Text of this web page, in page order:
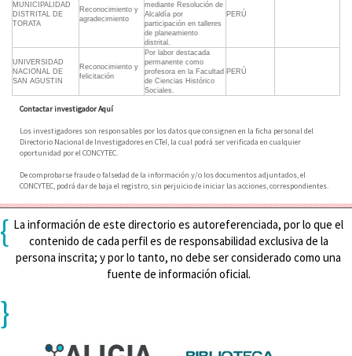
MUNICIPALIDAD
DISTRITAL DE
TORATA
Reconocimiento y
agradecimiento
mediante Resolución de
Alcaldía por
participación en talleres
de planeamiento
distrital.
PERÚ
UNIVERSIDAD
NACIONAL DE
SAN AGUSTIN
Reconocimiento y
felicitación
Por labor destacada
permanente como
profesora en la Facultad
de Ciencias Histórico
Sociales.
PERÚ
Contactar investigador Aquí
Los investigadores son responsables por los datos que consignen en la ficha personal del
Directorio Nacional de Investigadores en CTeI, la cual podrá ser verificada en cualquier
oportunidad por el CONCYTEC.
De comprobarse fraude o falsedad de la información y/o los documentos adjuntados, el
CONCYTEC, podrá dar de baja el registro, sin perjuicio de iniciar las acciones, correspondientes.
{ La información de este directorio es autoreferenciada, por lo que el
contenido de cada perfil es de responsabilidad exclusiva de la
persona inscrita; y por lo tanto, no debe ser considerado como una
fuente de información oficial.
}